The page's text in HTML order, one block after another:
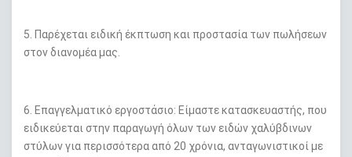
5. Παρέχεται ειδική έκπτωση και προστασία των πωλήσεων
στον διανομέα μας.
6. Επαγγελματικό εργοστάσιο: Είμαστε κατασκευαστής, που
ειδικεύεται στην παραγωγή όλων των ειδών χαλύβδινων
στύλων για περισσότερα από 20 χρόνια, ανταγωνιστικοί με